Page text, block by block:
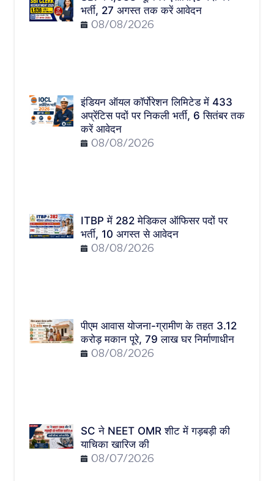
भर्ती, 27 अगस्त तक करें आवेदन
08/08/2026
इंडियन ऑयल कॉर्पोरेशन लिमिटेड में 433
अप्रेंटिस पदों पर निकली भर्ती, 6 सितंबर तक
करें आवेदन
08/08/2026
ITBP में 282 मेडिकल ऑफिसर पदों पर
भर्ती, 10 अगस्त से आवेदन
08/08/2026
पीएम आवास योजना-ग्रामीण के तहत 3.12
करोड़ मकान पूरे, 79 लाख घर निर्माणाधीन
08/08/2026
SC ने NEET OMR शीट में गड़बड़ी की
याचिका खारिज की
08/07/2026